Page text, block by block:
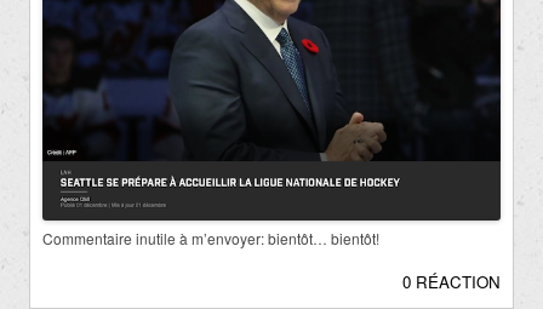
Commentaire inutile à m’envoyer: bientôt… bientôt!
0 RÉACTION